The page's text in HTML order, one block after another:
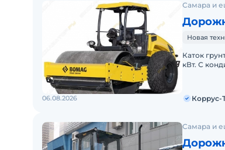
Самара и
Новая
Каток
кВт. С
06.08.2026 Коррус-
Самара и